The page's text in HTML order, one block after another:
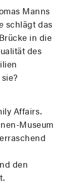
Manns
schlägt das
in die
des
Affairs.
Museum
den